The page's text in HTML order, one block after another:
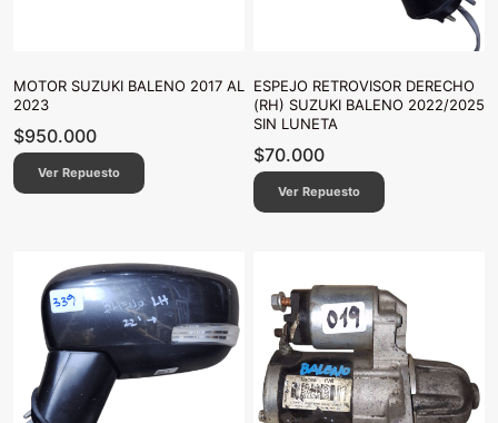
MOTOR SUZUKI BALENO 2017 AL
2023
$950.000
Ver Repuesto
ESPEJO RETROVISOR DERECHO
(RH) SUZUKI BALENO 2022/2025
SIN LUNETA
$70.000
Ver Repuesto